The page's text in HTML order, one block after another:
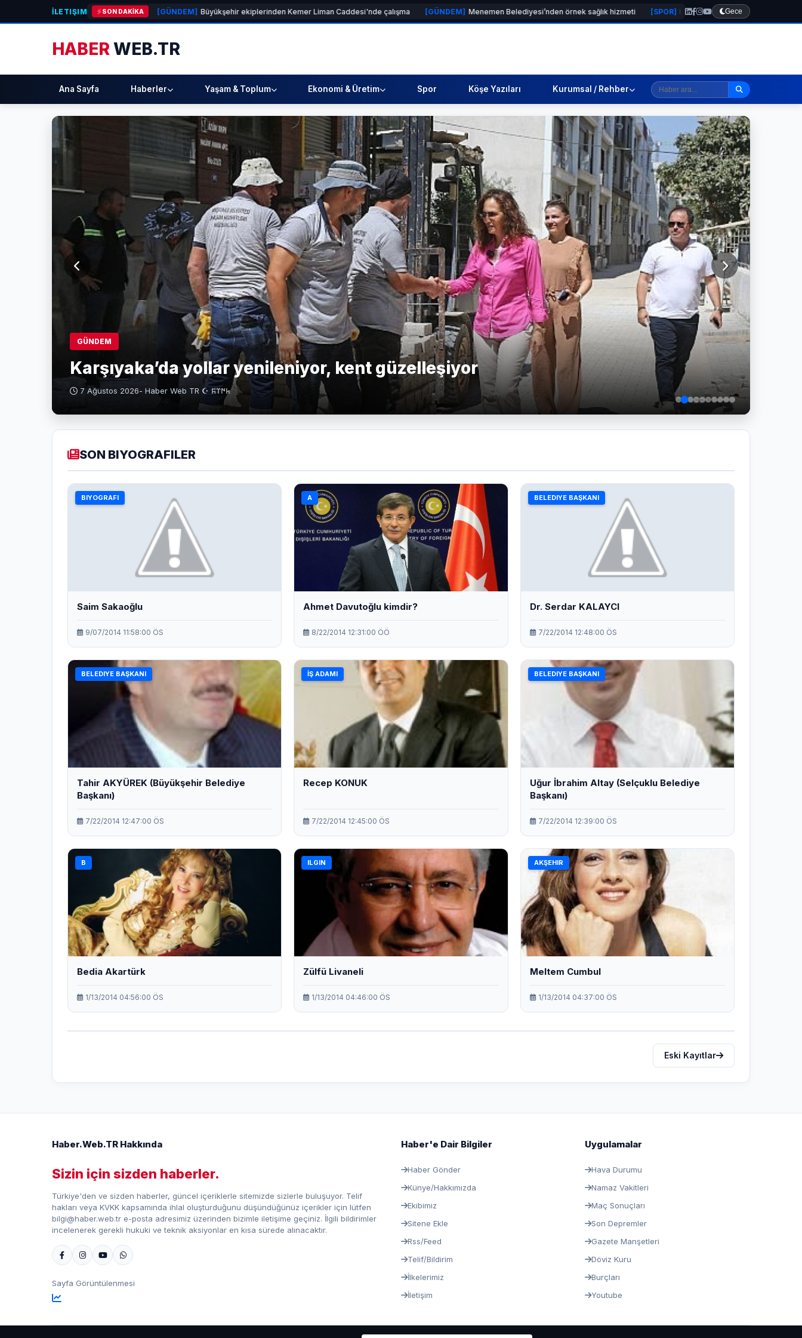
İLETIŞIM SON DAKİKA
Bahçesi Hazırlanıyor [GÜNDEM] Büyükşehir ekiplerinden Kemer Liman Caddesi'nde çalışma [GÜNDEM] Menemen Belediyesi’nden örnek sağlık hizmeti [SPOR] Başkan Yıldız Ünsal: “Kulübün geleceği için ortak
Gece
HABERWEB.TR
Ana Sayfa Haberler Yaşam & Toplum Ekonomi & Üretim Spor Köşe Yazıları Kurumsal / Rehber
GÜNDEM
Karşıyaka’da yollar yenileniyor, kent güzelleşiyor
7 Ağustos 2026 - Haber Web TR ☪ 𐱅𐰇𐰼𐰰
SON BIYOGRAFILER
BIYOGRAFI
Saim Sakaoğlu
9/07/2014 11:58:00 ÖS
A
Ahmet Davutoğlu kimdir?
8/22/2014 12:31:00 ÖÖ
BELEDIYE BAŞKANI
Dr. Serdar KALAYCI
7/22/2014 12:48:00 ÖS
BELEDIYE BAŞKANI
Tahir AKYÜREK (Büyükşehir Belediye
Başkanı)
7/22/2014 12:47:00 ÖS
İŞ ADAMI
Recep KONUK
7/22/2014 12:45:00 ÖS
BELEDIYE BAŞKANI
Uğur İbrahim Altay (Selçuklu Belediye
Başkanı)
7/22/2014 12:39:00 ÖS
B
Bedia Akartürk
1/13/2014 04:56:00 ÖS
ILGIN
Zülfü Livaneli
1/13/2014 04:46:00 ÖS
AKŞEHIR
Meltem Cumbul
1/13/2014 04:37:00 ÖS
Eski Kayıtlar
Haber.Web.TR Hakkında
Sizin için sizden haberler.
Türkiye'den ve sizden haberler, güncel içeriklerle sitemizde sizlerle buluşuyor. Telif
hakları veya KVKK kapsamında ihlal oluşturduğunu düşündüğünüz içerikler için lütfen
bilgi@haber.web.tr e-posta adresimiz üzerinden bizimle iletişime geçiniz. İlgili bildirimler
incelenerek gerekli hukuki ve teknik aksiyonlar en kısa sürede alınacaktır.
Sayfa Görüntülenmesi
Haber'e Dair Bilgiler
Haber Gönder
Künye/Hakkımızda
Ekibimiz
Sitene Ekle
Rss/Feed
Telif/Bildirim
İlkelerimiz
İletişim
Uygulamalar
Hava Durumu
Namaz Vakitleri
Maç Sonuçları
Son Depremler
Gazete Manşetleri
Döviz Kuru
Burçları
Youtube